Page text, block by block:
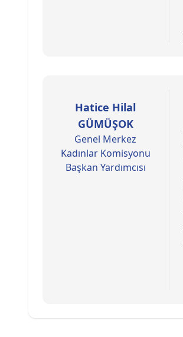
Hatice Hilal
GÜMÜŞOK
Genel Merkez
Kadınlar Komisyonu
Başkan Yardımcısı